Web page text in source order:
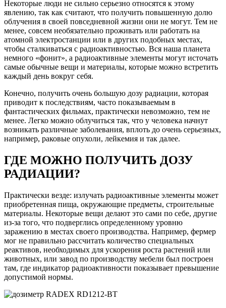
Некоторые люди не сильно серьезно относятся к этому
явлению, так как считают, что получить повышенную долю
облучения в своей повседневной жизни они не могут. Тем не
менее, совсем необязательно проживать или работать на
атомной электростанции или в других подобных местах,
чтобы сталкиваться с радиоактивностью. Вся наша планета
немного «фонит», а радиоактивные элементы могут источать
самые обычные вещи и материалы, которые можно встретить
каждый день вокруг себя.
Конечно, получить очень большую дозу радиации, которая
приводит к последствиям, часто показываемым в
фантастических фильмах, практически невозможно, тем не
менее. Легко можно облучиться так, что у человека начнут
возникать различные заболевания, вплоть до очень серьезных,
например, раковые опухоли, лейкемия и так далее.
ГДЕ МОЖНО ПОЛУЧИТЬ ДОЗУ
РАДИАЦИИ?
Практически везде: излучать радиоактивные элементы может
приобретенная пища, окружающие предметы, строительные
материалы. Некоторые вещи делают это сами по себе, другие
из-за того, что подверглись определенному уровню
заражению в местах своего производства. Например, фермер
мог не правильно рассчитать количество специальных
реактивов, необходимых для ускорения роста растений или
животных, или завод по производству мебели был построен
там, где индикатор радиоактивности показывает превышение
допустимой нормы.